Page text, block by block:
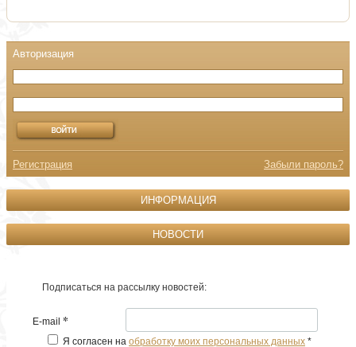
Регистрация Забыли пароль?
ИНФОРМАЦИЯ
НОВОСТИ
Подписаться на рассылку новостей:
E-mail *
Я согласен на обработку моих персональных данных *